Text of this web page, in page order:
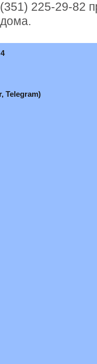
(351) 225-29-82
дома.
Telegram)